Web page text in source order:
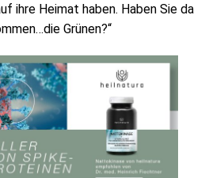
ihre Heimat haben. Haben Sie da
Grünen?“